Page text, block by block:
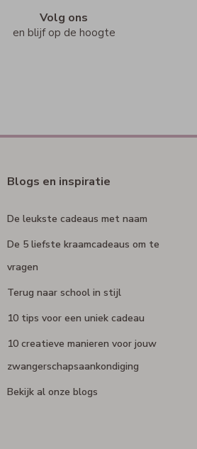
Volg ons
en blijf op de hoogte
Blogs en inspiratie
De leukste cadeaus met naam
De 5 liefste kraamcadeaus om te
vragen
Terug naar school in stijl
10 tips voor een uniek cadeau
10 creatieve manieren voor jouw
zwangerschapsaankondiging
Bekijk al onze blogs